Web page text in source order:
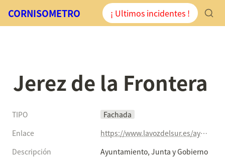
CORNISOMETRO ¡ Ultimos incidentes !
Jerez de la Frontera
TIPO
Fachada
Enlace
https://www.lavozdelsur.es/ayuntamiento-junta-y-gobierno-rehabilitaran-tres-bandas-la-constancia
Descripción
Ayuntamiento, Junta y Gobierno